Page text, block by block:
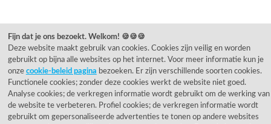
Fijn dat je ons bezoekt. Welkom! 🍪🍪🍪
Deze website maakt gebruik van cookies. Cookies zijn veilig en worden
gebruikt op bijna alle websites op het internet. Voor meer informatie kun je
onze cookie-beleid pagina bezoeken. Er zijn verschillende soorten cookies.
Functionele cookies; zonder deze cookies werkt de website niet goed.
Analyse cookies; de verkregen informatie wordt gebruikt om de werking van
de website te verbeteren. Profiel cookies; de verkregen informatie wordt
gebruikt om gepersonaliseerde advertenties te tonen op andere websites